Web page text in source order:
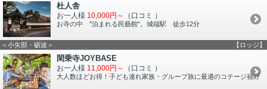
杜人舎
お一人様 10,000円～ （口コミ ）
お寺の中 "泊まれる民藝館"。城端駅 徒歩12分
＜小矢部・砺波＞ 【ロッジ】
閑乗寺JOYBASE
お一人様 11,000円～ （口コミ ）
大人数ほどお得！子ども連れ家族・グループ旅に最適のコテージ福野